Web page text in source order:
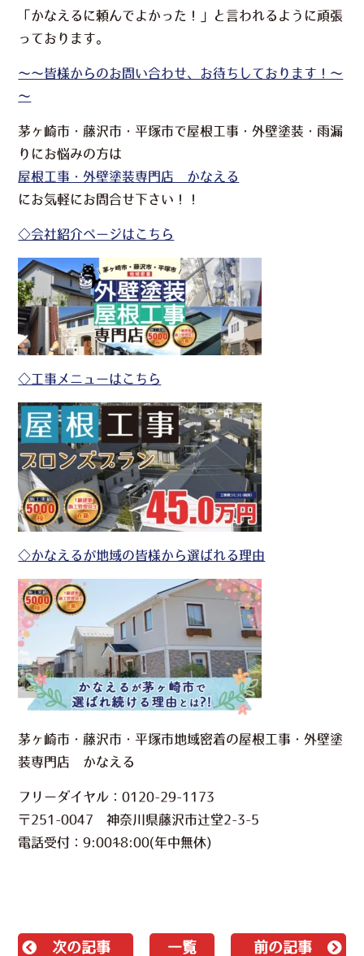
「かなえるに頼んでよかった！」と言われるように頑張
っております。
～～皆様からのお問い合わせ、お待ちしております！～
～
茅ヶ崎市・藤沢市・平塚市で屋根工事・外壁塗装・雨漏
りにお悩みの方は
屋根工事・外壁塗装専門店 かなえる
に お気軽にお問合せ下さい！！
◇会社紹介ページはこちら
◇工事メニューはこちら
◇かなえるが地域の皆様から選ばれる理由
茅ヶ崎市・藤沢市・平塚市地域密着の屋根工事・外壁塗
装専門店 かなえる
フリーダイヤル：0120-29-1173
〒251-0047 神奈川県藤沢市辻堂2-3-5
電話受付：9:00~18:00(年中無休)
次の記事 一覧 前の記事